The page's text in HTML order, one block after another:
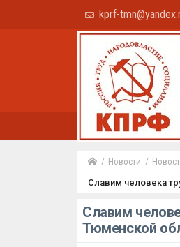
kprf-
Новости
Славим человека
Славим
Тюменской